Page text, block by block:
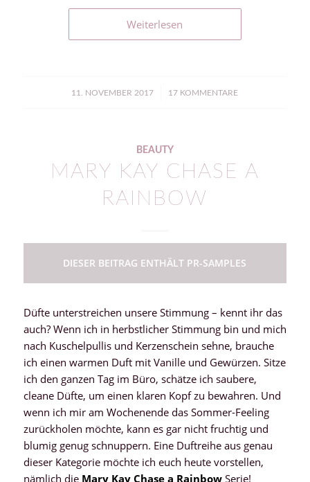
Weiterlesen
11. NOVEMBER 2017
/ 17 KOMMENTARE
BEAUTY
MARY KAY CHASE A
RAINBOW
DIESER BEITRAG ENTHÄLT PR-SAMPLES
Düfte unterstreichen unsere Stimmung – kennt ihr das
auch? Wenn ich in herbstlicher Stimmung bin und mich
nach Kuschelpullis und Kerzenschein sehne, brauche
ich einen warmen Duft mit Vanille und Gewürzen. Sitze
ich den ganzen Tag im Büro, schätze ich saubere,
cleane Düfte, um einen klaren Kopf zu bewahren. Und
wenn ich mir am Wochenende das Sommer-Feeling
zurückholen möchte, kann es gar nicht fruchtig und
blumig genug schnuppern. Eine Duftreihe aus genau
dieser Kategorie möchte ich euch heute vorstellen,
nämlich die Mary Kay Chase a RainbowSerie!